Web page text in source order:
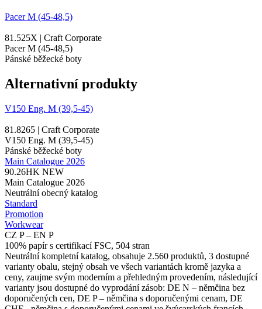
Pacer M (45-48,5)
81.525X | Craft Corporate
Pacer M (45-48,5)
Pánské běžecké boty
Alternativní produkty
V150 Eng. M (39,5-45)
81.8265 | Craft Corporate
V150 Eng. M (39,5-45)
Pánské běžecké boty
Main Catalogue 2026
90.26HK NEW
Main Catalogue 2026
Neutrální obecný katalog
Standard
Promotion
Workwear
CZ P – EN P
100% papír s certifikací FSC, 504 stran
Neutrální kompletní katalog, obsahuje 2.560 produktů, 3 dostupné
varianty obalu, stejný obsah ve všech variantách kromě jazyka a
ceny, zaujme svým moderním a přehledným provedením, následující
varianty jsou dostupné do vyprodání zásob: DE N – němčina bez
doporučených cen, DE P – němčina s doporučenými cenam, DE